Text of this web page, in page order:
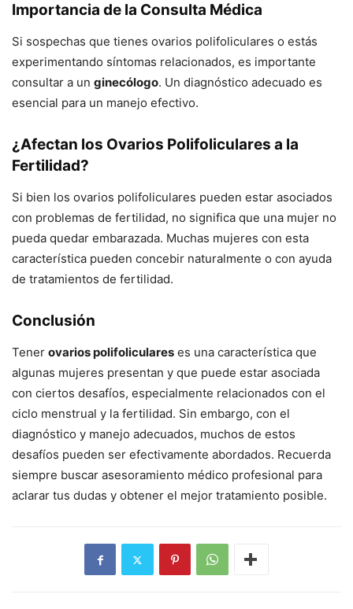
Importancia de la Consulta Médica
Si sospechas que tienes ovarios polifoliculares o estás
experimentando síntomas relacionados, es importante
consultar a un ginecólogo. Un diagnóstico adecuado es
esencial para un manejo efectivo.
¿Afectan los Ovarios Polifoliculares a la
Fertilidad?
Si bien los ovarios polifoliculares pueden estar asociados
con problemas de fertilidad, no significa que una mujer no
pueda quedar embarazada. Muchas mujeres con esta
característica pueden concebir naturalmente o con ayuda
de tratamientos de fertilidad.
Conclusión
Tener ovarios polifoliculares es una característica que
algunas mujeres presentan y que puede estar asociada
con ciertos desafíos, especialmente relacionados con el
ciclo menstrual y la fertilidad. Sin embargo, con el
diagnóstico y manejo adecuados, muchos de estos
desafíos pueden ser efectivamente abordados. Recuerda
siempre buscar asesoramiento médico profesional para
aclarar tus dudas y obtener el mejor tratamiento posible.